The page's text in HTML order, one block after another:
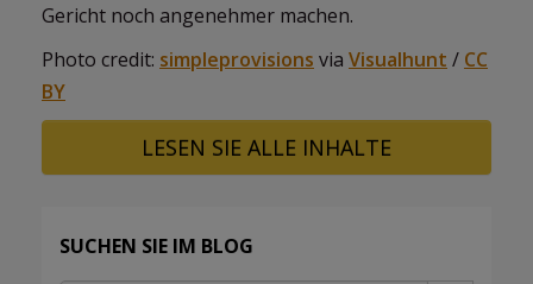
Gericht noch angenehmer machen.
Photo credit: simpleprovisions via Visualhunt / CC
BY
LESEN SIE ALLE INHALTE
SUCHEN SIE IM BLOG